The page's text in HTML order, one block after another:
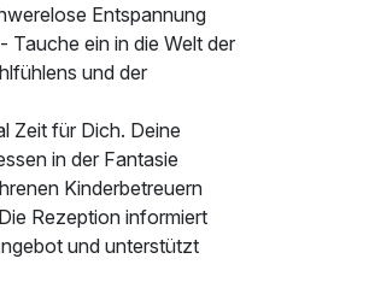
Entspannung
Tauche ein in die Welt der
und der
Zeit für Dich. Deine
in der Fantasie
Kinderbetreuern
Rezeption informiert
und unterstützt